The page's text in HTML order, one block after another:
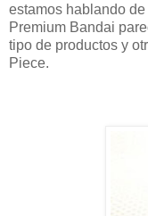
estamos hablando
Premium Bandai
tipo de productos y
Piece.